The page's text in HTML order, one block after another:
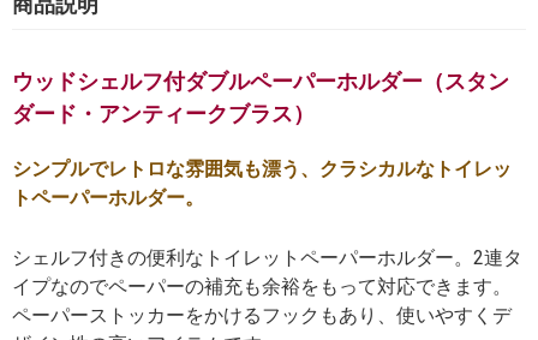
ウッドシェルフ付ダブルペーパーホルダー（スタン
ダード・アンティークブラス）
シンプルでレトロな雰囲気も漂う、クラシカルなトイレッ
トペーパーホルダー。
シェルフ付きの便利なトイレットペーパーホルダー。2連タ
イプなのでペーパーの補充も余裕をもって対応できます。
ペーパーストッカーをかけるフックもあり、使いやすくデ